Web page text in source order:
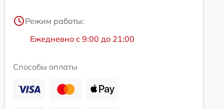
Режим работы:
Ежедневно с 9:00 до 21:00
Способы оплаты